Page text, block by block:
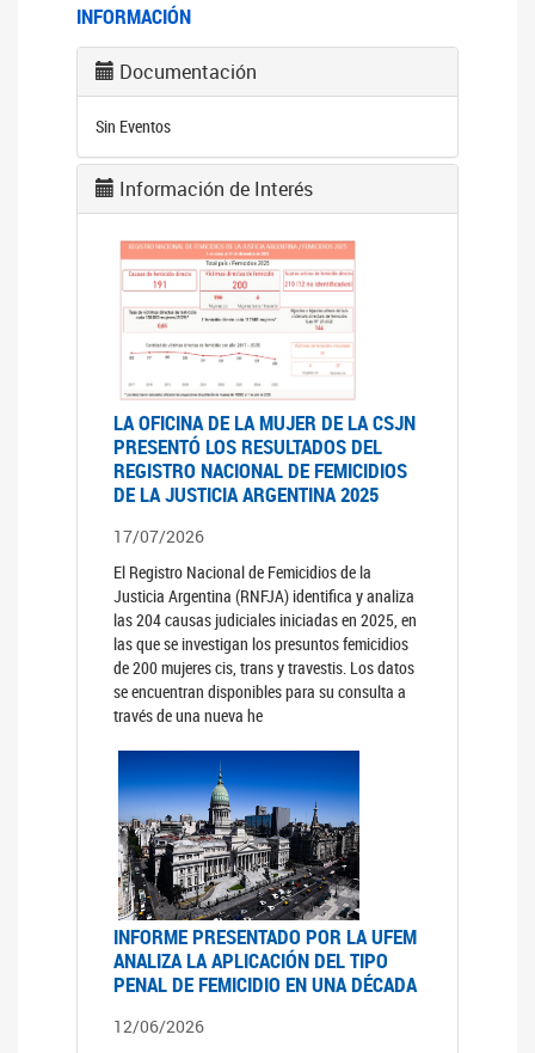
INFORMACIÓN
Documentación
Sin Eventos
Información de Interés
LA OFICINA DE LA MUJER DE LA CSJN
PRESENTÓ LOS RESULTADOS DEL
REGISTRO NACIONAL DE FEMICIDIOS
DE LA JUSTICIA ARGENTINA 2025
17/07/2026
El Registro Nacional de Femicidios de la
Justicia Argentina (RNFJA) identifica y analiza
las 204 causas judiciales iniciadas en 2025, en
las que se investigan los presuntos femicidios
de 200 mujeres cis, trans y travestis. Los datos
se encuentran disponibles para su consulta a
través de una nueva he
INFORME PRESENTADO POR LA UFEM
ANALIZA LA APLICACIÓN DEL TIPO
PENAL DE FEMICIDIO EN UNA DÉCADA
12/06/2026